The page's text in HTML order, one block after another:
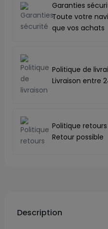
Garanties
Toute votre
que vos achats
Politique de
Livraison entre
Politique retours
Retour possible
Description